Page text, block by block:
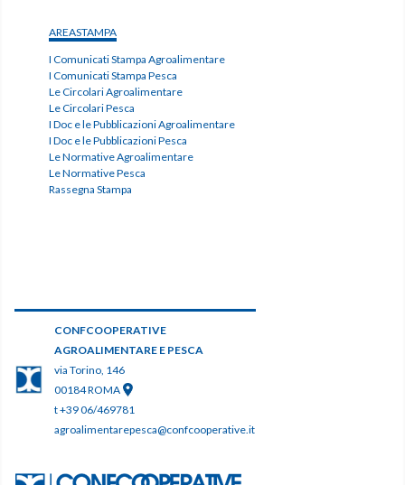
CONFCOOPERATIVE
AGROALIMENTARE E PESCA
via Torino, 146
00184 ROMA
t +39 06/469781
agroalimentarepesca@confcooperative.it
AREASTAMPA
I Comunicati Stampa Agroalimentare
I Comunicati Stampa Pesca
Le Circolari Agroalimentare
Le Circolari Pesca
I Doc e le Pubblicazioni Agroalimentare
I Doc e le Pubblicazioni Pesca
Le Normative Agroalimentare
Le Normative Pesca
Rassegna Stampa